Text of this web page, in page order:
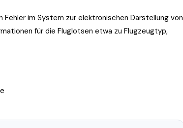
Fehler im System zur elektronischen Darstellung von
für die Fluglotsen etwa zu Flugzeugtyp,